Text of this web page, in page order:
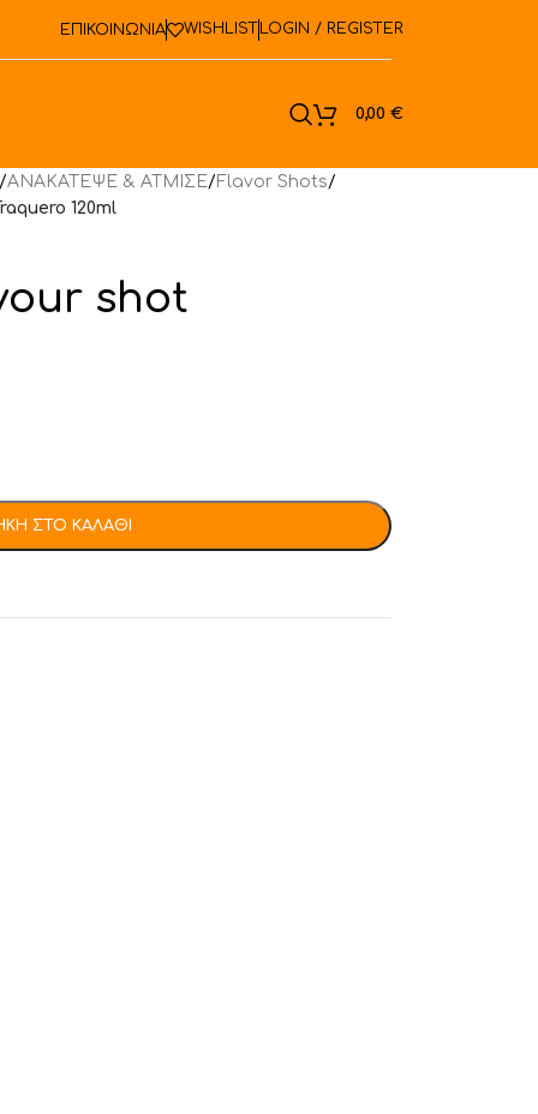
ΕΠΙΚΟΙΝΩΝΙΑ WISHLIST LOGIN / REGISTER
0,00 €
/ΑΝΑΚΑΤΕΨΕ & ΑΤΜΙΣΕ/Flavor Shots/
120ml
shot
ΣΤΟ ΚΑΛΆΘΙ